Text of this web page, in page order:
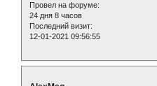
Провел на форуме:
24 дня 8 часов
Последний визит:
12-01-2021 09:56:55